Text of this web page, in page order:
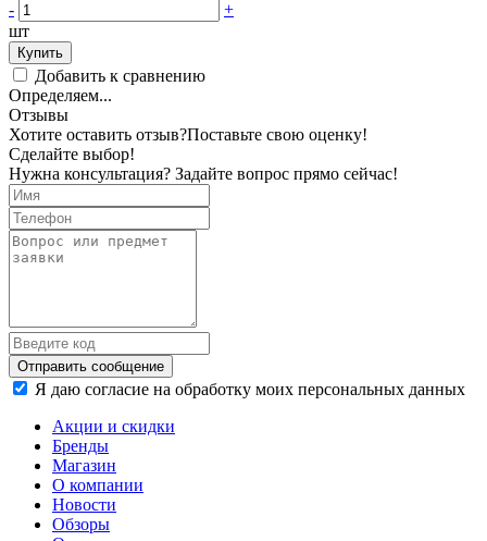
-
+
шт
Купить
Добавить к сравнению
Определяем...
Отзывы
Хотите оставить отзыв?Поставьте свою оценку!
Сделайте выбор!
Нужна консультация? Задайте вопрос прямо сейчас!
Отправить сообщение
Я даю согласие на обработку моих персональных данных
Акции и скидки
Бренды
Магазин
О компании
Новости
Обзоры